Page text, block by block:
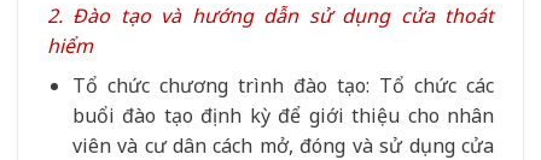
2. Đào tạo và hướng dẫn sử dụng cửa thoát
hiểm
Tổ chức chương trình đào tạo: Tổ chức các
buổi đào tạo định kỳ để giới thiệu cho nhân
viên và cư dân cách mở, đóng và sử dụng cửa